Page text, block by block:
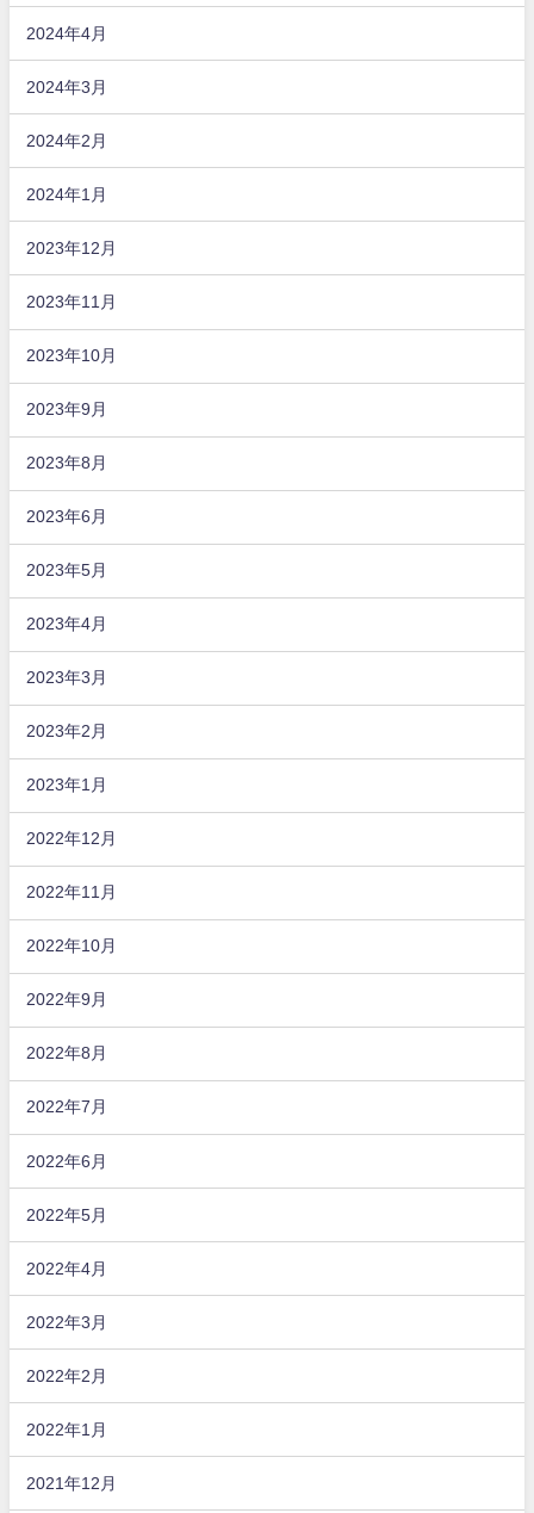
2024年4月
2024年3月
2024年2月
2024年1月
2023年12月
2023年11月
2023年10月
2023年9月
2023年8月
2023年6月
2023年5月
2023年4月
2023年3月
2023年2月
2023年1月
2022年12月
2022年11月
2022年10月
2022年9月
2022年8月
2022年7月
2022年6月
2022年5月
2022年4月
2022年3月
2022年2月
2022年1月
2021年12月